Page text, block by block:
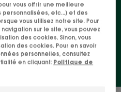
citadine. Le cheveu est
particules nocives. Votre
la jungle urbaine !
vous offrir une meilleure
etc...) et des
vous utilisez notre site. Pour
sur le site, vous pouvez
des cookies. Sinon, vous
des cookies. Pour en savoir
personnelles, consultez
en cliquant: Politique de